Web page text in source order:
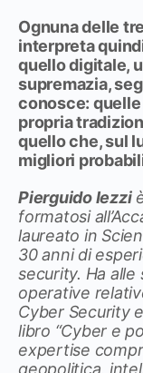
Ognuna delle
interpreta
quello digitale,
supremazia,
conosce:
propria
quello che, sul
migliori
Pierguido Iezzi
formatosi
laureato in
30 anni di
security. Ha alle
operative
Cyber Security
libro “Cyber e
expertise
geopolitica,